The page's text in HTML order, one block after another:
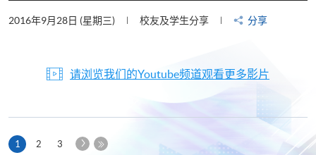
2016年9月28日 (星期三) 校友及学生分享 分享
请浏览我们的Youtube频道观看更多影片
1 本
2 3
下